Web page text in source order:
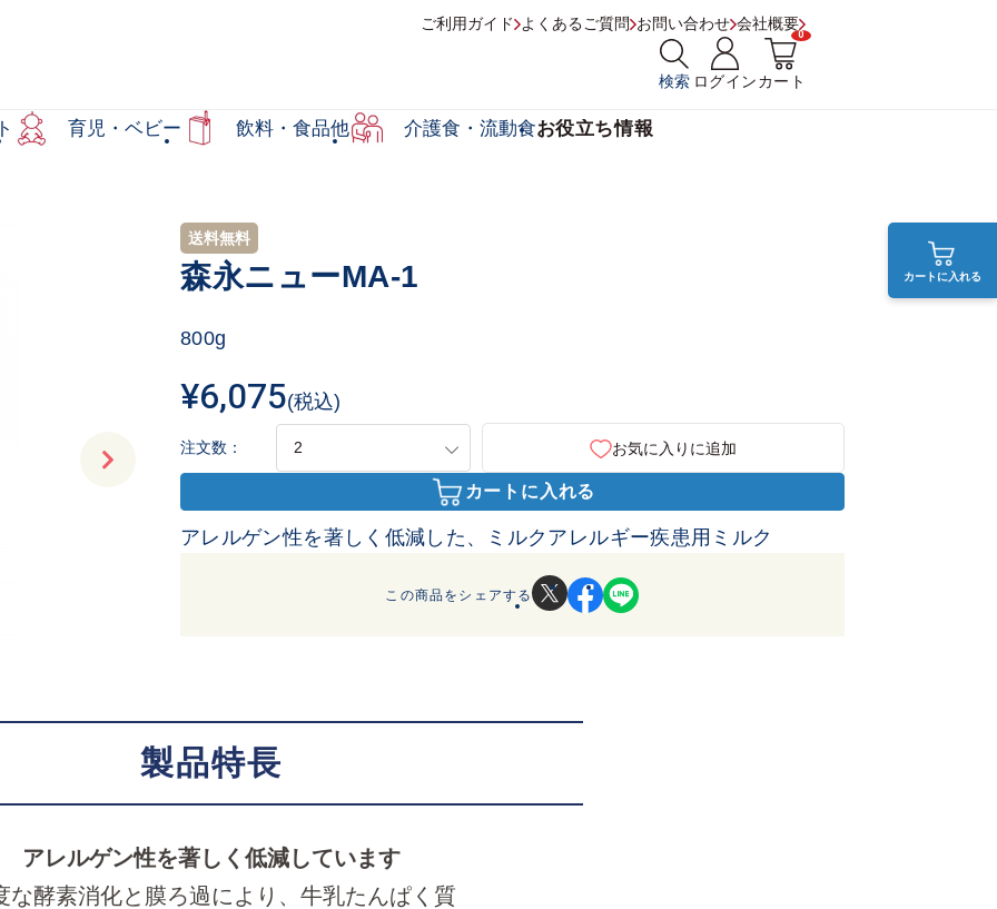
ご利用ガイド よくあるご質問 お問い合わせ 会社概要
検索 ログインカート
0
育児・ベビー 飲料・食品他 介護食・流動食お役立ち情報
カートに入れる
送料無料
森永ニューMA-1
800g
¥6,075(税込)
注文数： お気に入りに追加
カートに入れる
アレルゲン性を著しく低減した、ミルクアレルギー疾患用ミルク
この商品をシェアする
製品特長
アレルゲン性を著しく低減しています
な酵素消化と膜ろ過により、牛乳たんぱく質